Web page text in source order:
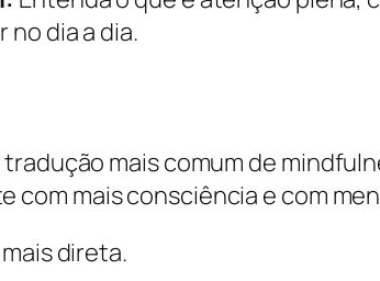
dia a dia.
mais comum de
com mais consciência e com
direta.